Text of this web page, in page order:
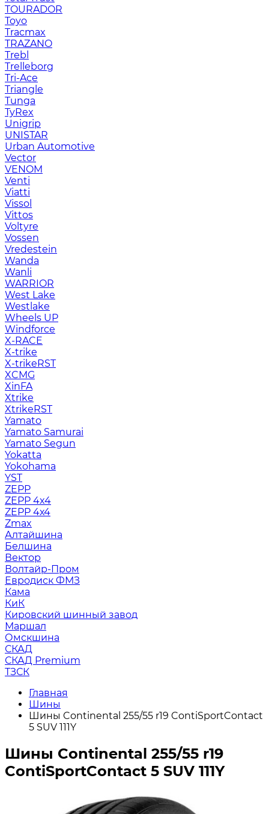
TOURADOR
Toyo
Tracmax
TRAZANO
Trebl
Trelleborg
Tri-Ace
Triangle
Tunga
TyRex
Unigrip
UNISTAR
Urban Automotive
Vector
VENOM
Venti
Viatti
Vissol
Vittos
Voltyre
Vossen
Vredestein
Wanda
Wanli
WARRIOR
West Lake
Westlake
Wheels UP
Windforce
X-RACE
X-trike
X-trikeRST
XCMG
XinFA
Xtrike
XtrikeRST
Yamato
Yamato Samurai
Yamato Segun
Yokatta
Yokohama
YST
ZEPP
ZEPP 4x4
ZEPP 4х4
Zmax
Алтайшина
Белшина
Вектор
Волтайр-Пром
Евродиск ФМЗ
Кама
КиК
Кировский шинный завод
Маршал
Омскшина
СКАД
СКАД Premium
ТЗСК
Главная
Шины
Шины Continental 255/55 r19 ContiSportContact
5 SUV 111Y
Шины Continental 255/55 r19
ContiSportContact 5 SUV 111Y